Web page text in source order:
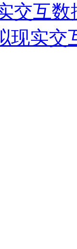
交互数
现实交